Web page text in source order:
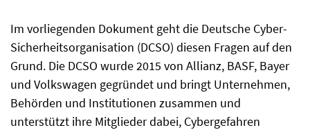
Im vorliegenden Dokument geht die Deutsche Cyber-
Sicherheitsorganisation (DCSO) diesen Fragen auf den
Grund. Die DCSO wurde 2015 von Allianz, BASF, Bayer
und Volkswagen gegründet und bringt Unternehmen,
Behörden und Institutionen zusammen und
unterstützt ihre Mitglieder dabei, Cybergefahren